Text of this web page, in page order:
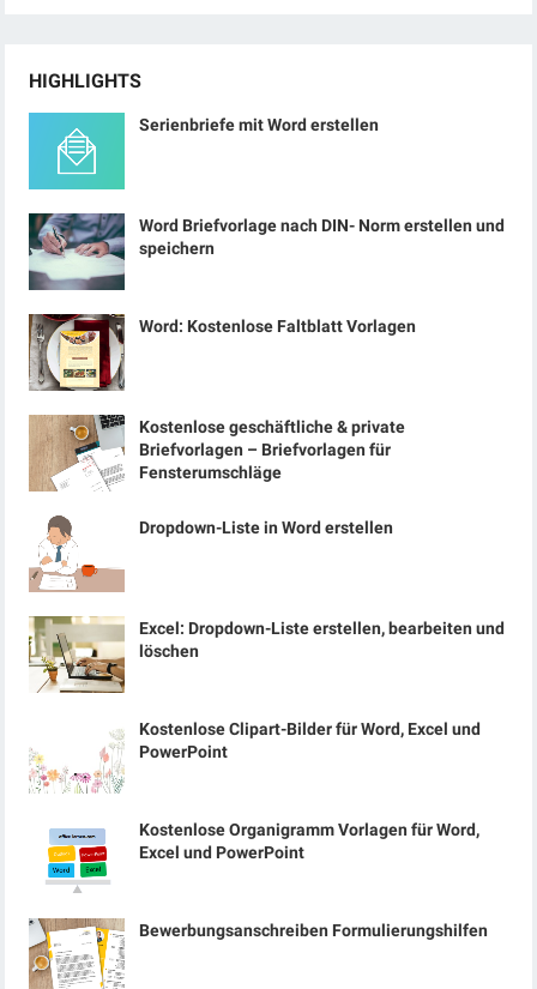
HIGHLIGHTS
Serienbriefe mit Word erstellen
Word Briefvorlage nach DIN- Norm erstellen und
speichern
Word: Kostenlose Faltblatt Vorlagen
Kostenlose geschäftliche & private
Briefvorlagen – Briefvorlagen für
Fensterumschläge
Dropdown-Liste in Word erstellen
Excel: Dropdown-Liste erstellen, bearbeiten und
löschen
Kostenlose Clipart-Bilder für Word, Excel und
PowerPoint
Kostenlose Organigramm Vorlagen für Word,
Excel und PowerPoint
Bewerbungsanschreiben Formulierungshilfen